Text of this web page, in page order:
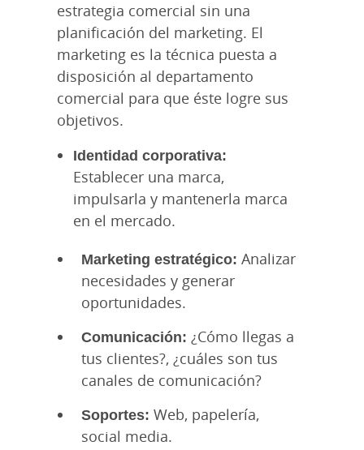
estrategia comercial sin una
planificación del marketing. El
marketing es la técnica puesta a
disposición al departamento
comercial para que éste logre sus
objetivos.
Identidad corporativa:
Establecer una marca,
impulsarla y mantenerla marca
en el mercado.
Marketing estratégico: Analizar
necesidades y generar
oportunidades.
Comunicación: ¿Cómo llegas a
tus clientes?, ¿cuáles son tus
canales de comunicación?
Soportes: Web, papelería,
social media.